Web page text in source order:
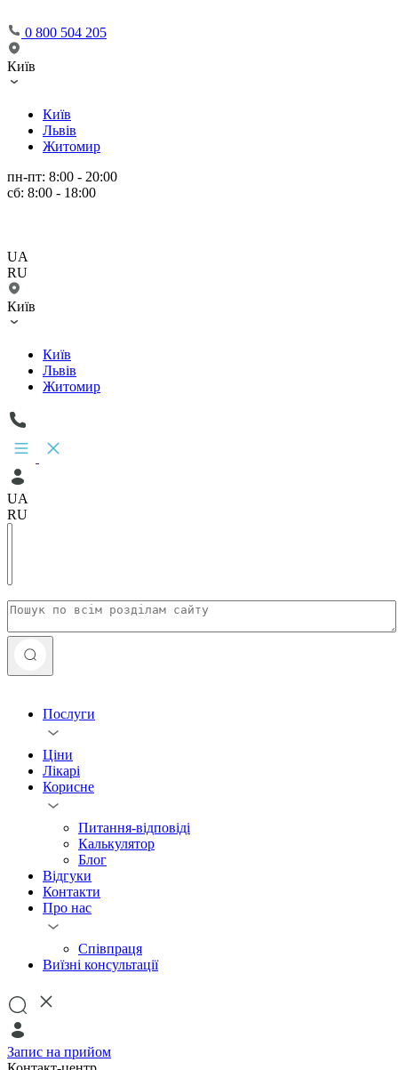
0 800 504 205
Київ
Київ
Львів
Житомир
пн-пт: 8:00 - 20:00
сб: 8:00 - 18:00
UA
RU
Київ
Київ
Львів
Житомир
UA
RU
Послуги
Ціни
Лікарі
Корисне
Питання-відповіді
Калькулятор
Блог
Відгуки
Контакти
Про нас
Співпраця
Виїзні консультації
Запис на прийом